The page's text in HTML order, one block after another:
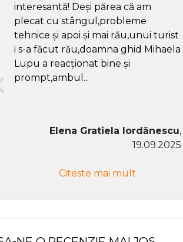
interesantă! Deși părea că am
plecat cu stângul,probleme
tehnice și apoi și mai rău,unui turist
i s-a făcut rău,doamna ghid Mihaela
Lupu a reacționat bine și
prompt,ambul...
Elena Gratiela Iordănescu,
19.09.2025
Citeste mai mult